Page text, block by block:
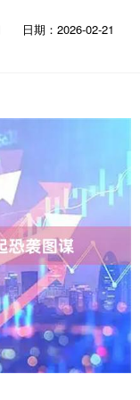
日期：2026-02-21